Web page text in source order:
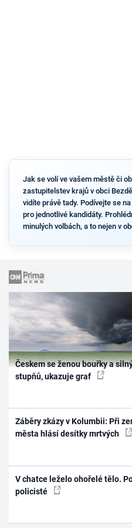
Jak se volí ve vašem městě či
zastupitelstev krajů v obci
vidíte právě tady. Podívejte se
pro jednotlivé kandidáty.
minulých volbách, a to nejen v
Českem se ženou bouřky a
stupňů, ukazuje graf
Záběry zkázy v Kolumbii: Při
města hlásí desítky mrtvých
V chatce leželo ohořelé tělo.
policisté